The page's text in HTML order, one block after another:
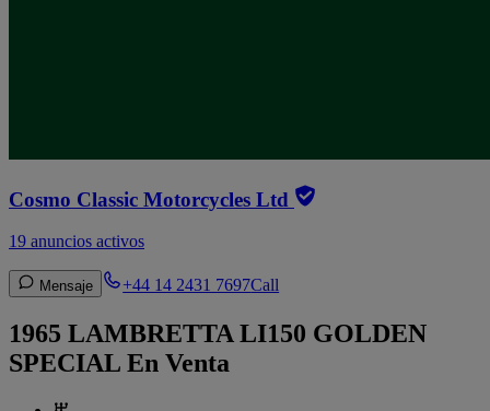
Cosmo Classic Motorcycles Ltd
19 anuncios activos
Mensaje +44 14 2431 7697Call
1965 LAMBRETTA LI150 GOLDEN
SPECIAL En Venta